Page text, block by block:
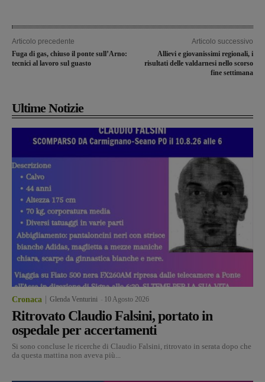
Articolo precedente
Fuga di gas, chiuso il ponte sull’Arno:
tecnici al lavoro sul guasto
Articolo successivo
Allievi e giovanissimi regionali, i
risultati delle valdarnesi nello scorso
fine settimana
Ultime Notizie
Cronaca Glenda Venturini 10 Agosto 2026
Ritrovato Claudio Falsini, portato in
ospedale per accertamenti
Si sono concluse le ricerche di Claudio Falsini, ritrovato in serata dopo che
da questa mattina non aveva più...